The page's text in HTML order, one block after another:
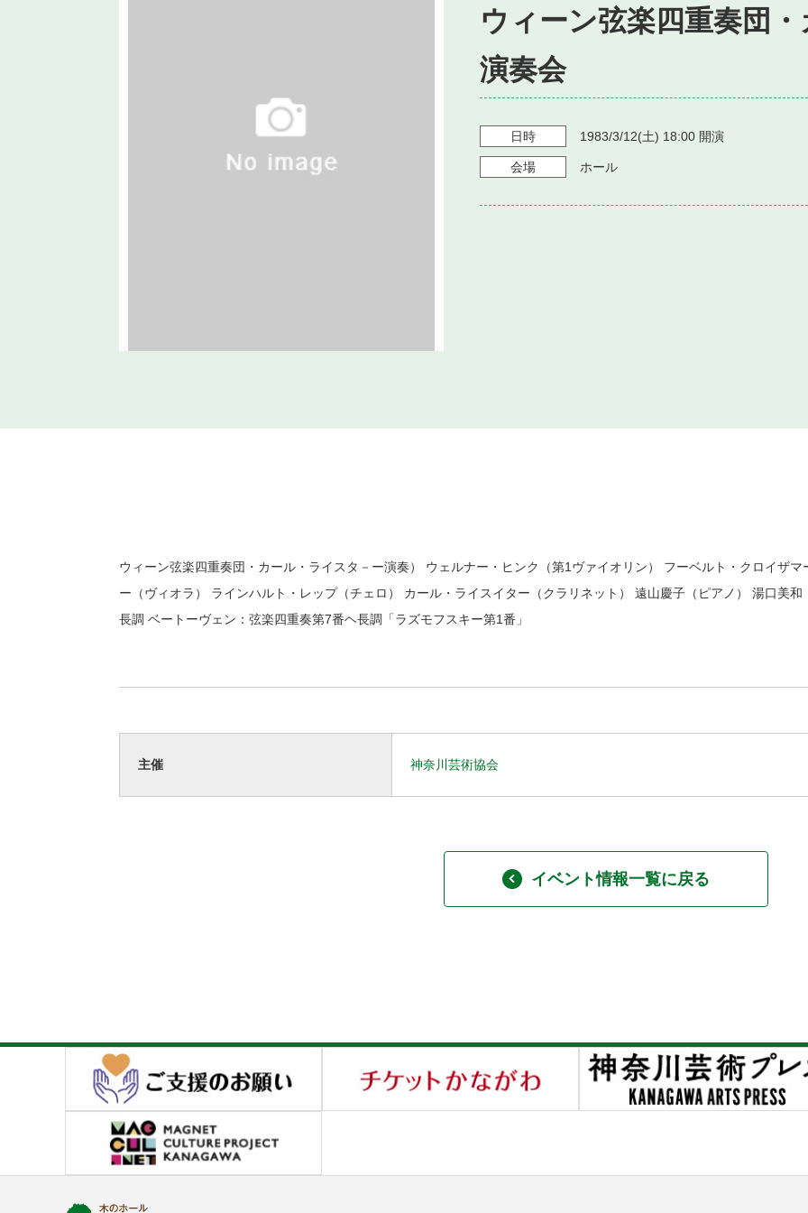
ウィーン弦楽四重奏団
演奏会
日時 1983/3/12(土) 18:00 開演
会場 ホール
ウィーン弦楽四重奏団・カール・ライスタ－ー演奏） ウェルナー・ヒンク（第1ヴァイオリン） フーベルト・クロイザ
ー（ヴィオラ） ラインハルト・レップ（チェロ） カール・ライスイター（クラリネット） 遠山慶子（ピアノ） 湯口美
長調 ベートーヴェン：弦楽四重奏第7番ヘ長調「ラズモフスキー第1番」
主催 神奈川芸術協会
イベント情報一覧に戻る